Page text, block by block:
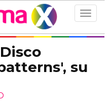
Toggle
su